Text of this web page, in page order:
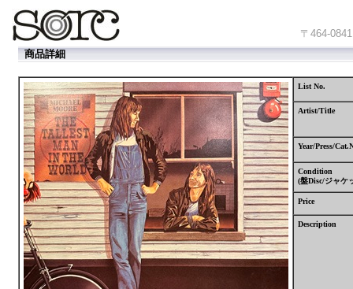
〒464-
商品詳細
List No.
Artist/Title
Year/Press/
Condition
(盤Disc/ジャケ
Price
Description